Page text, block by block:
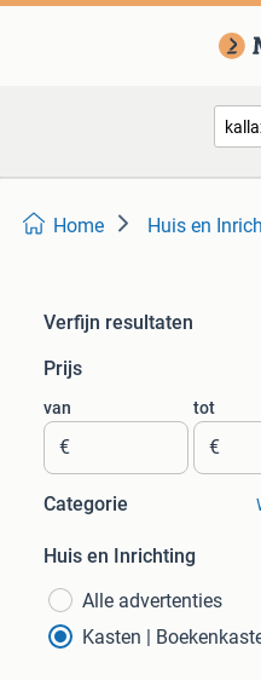
Home Huis en
Verfijn resultaten
Prijs
van
€
tot
€
Categorie
Huis en Inrichting
Alle advertenties
Kasten |